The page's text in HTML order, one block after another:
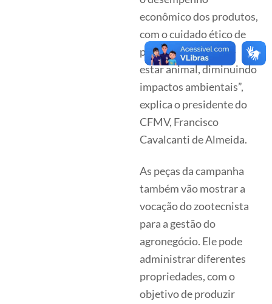
econômico dos produtos,
com o cuidado ético de
proporcionar o bem-
estar animal, diminuindo
impactos ambientais”,
explica o presidente do
CFMV, Francisco
Cavalcanti de Almeida.
As peças da campanha
também vão mostrar a
vocação do zootecnista
para a gestão do
agronegócio. Ele pode
administrar diferentes
propriedades, com o
objetivo de produzir